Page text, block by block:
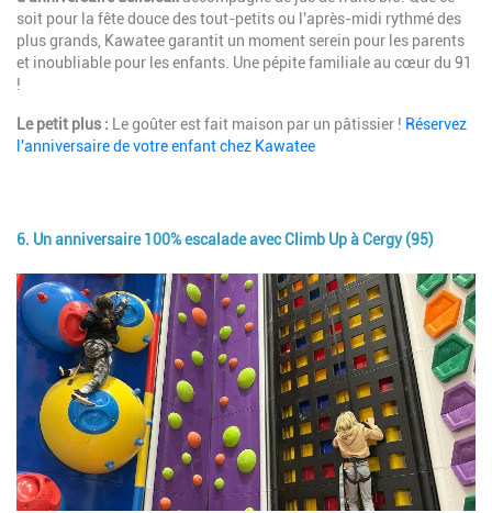
soit pour la fête douce des tout-petits ou l'après-midi rythmé des
plus grands, Kawatee garantit un moment serein pour les parents
et inoubliable pour les enfants. Une pépite familiale au cœur du 91
!
Le petit plus : Le goûter est fait maison par un pâtissier ! Réservez
l'anniversaire de votre enfant chez Kawatee
6. Un anniversaire 100% escalade avec Climb Up à Cergy (95)
Image